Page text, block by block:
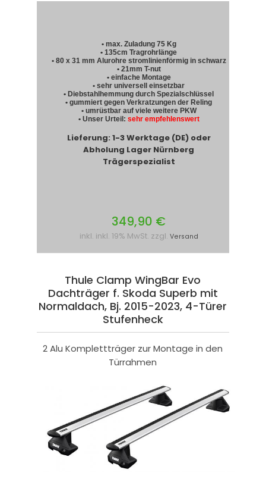
• max. Zuladung 75 Kg
• 135cm Tragrohrlänge
• 80 x 31 mm Alurohre stromlinienförmig in schwarz
• 21mm T-nut
• einfache Montage
• sehr universell einsetzbar
• Diebstahlhemmung durch Spezialschlüssel
• gummiert gegen Verkratzungen der Reling
• umrüstbar auf viele weitere PKW
• Unser Urteil: sehr empfehlenswert
Lieferung: 1-3 Werktage (DE) oder
Abholung Lager Nürnberg
Trägerspezialist
349,90 €
inkl. inkl. 19% MwSt. zzgl. Versand
Thule Clamp WingBar Evo
Dachträger f. Skoda Superb mit
Normaldach, Bj. 2015-2023, 4-Türer
Stufenheck
2 Alu Komplettträger zur Montage in den
Türrahmen